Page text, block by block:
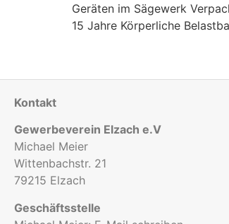
Geräten im Sägewerk
15 Jahre Körperliche
Kontakt
Gewerbeverein Elzach e.V
Michael Meier
Wittenbachstr. 21
79215 Elzach
Geschäftsstelle